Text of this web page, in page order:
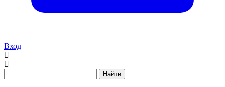
Вход
Найти